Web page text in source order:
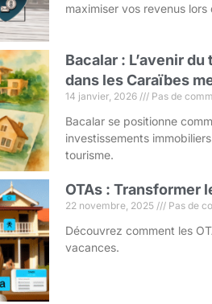
maximiser vos revenus
Bacalar : L’avenir
dans les Caraïbes
14 janvier, 2026 Pas de
Bacalar se positionne
investissements
tourisme.
OTAs : Transformer
22 novembre, 2025 Pas de
Découvrez comment les
vacances.